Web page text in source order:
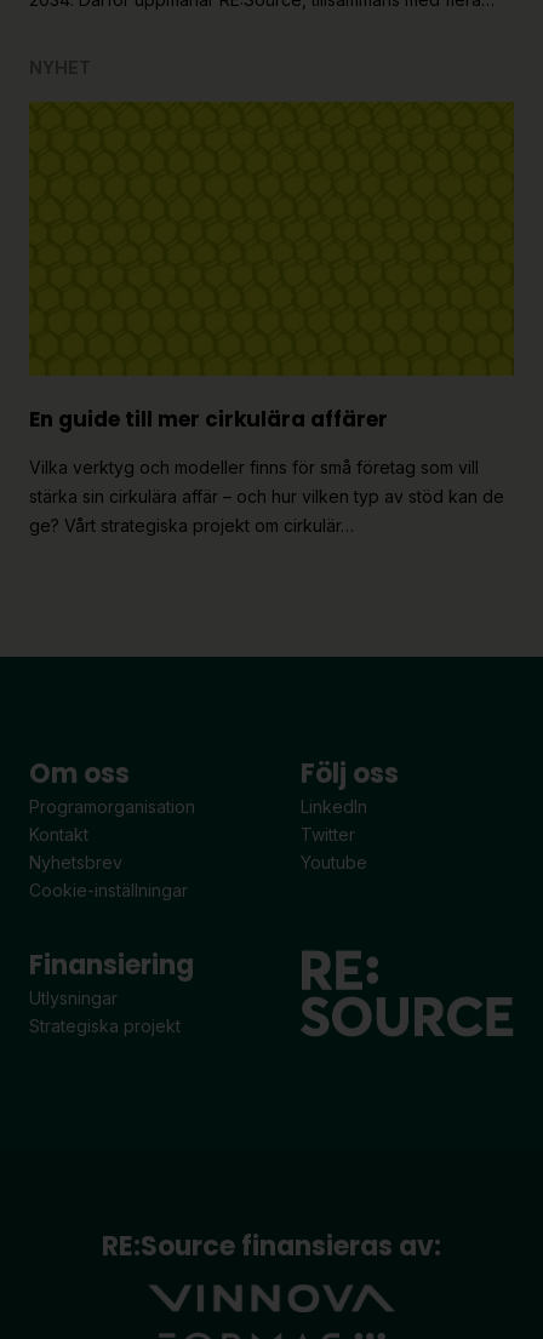
En guide till mer cirkulära affärer
Vilka verktyg och modeller finns för små företag som vill
stärka sin cirkulära affär – och hur vilken typ av stöd kan de
ge? Vårt strategiska projekt om cirkulär…
Om oss
Programorganisation
Kontakt
Nyhetsbrev
Cookie-inställningar
Följ oss
LinkedIn
Twitter
Youtube
Finansiering
Utlysningar
Strategiska projekt
RE:Source finansieras av: